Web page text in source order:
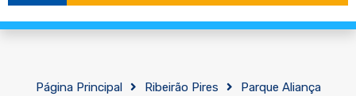
Página Principal Ribeirão Pires Parque Aliança